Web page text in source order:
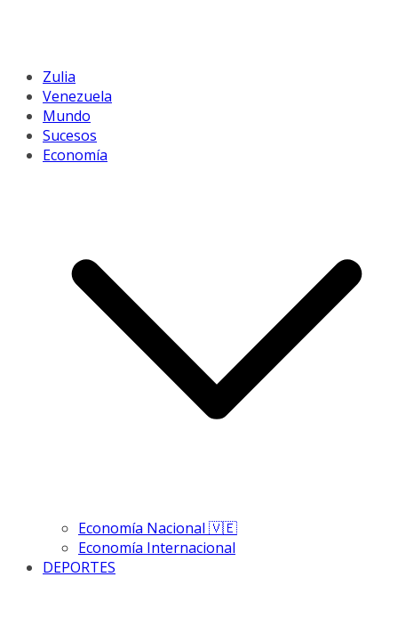
Zulia
Venezuela
Mundo
Sucesos
Economía
Economía Nacional 🇻🇪
Economía Internacional
DEPORTES